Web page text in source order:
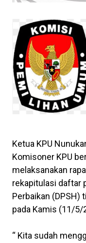
Ketua KPU
Komisoner KPU
melaksanakan
rekapitulasi daftar
Perbaikan (DPSH)
pada Kamis (11/5/
“ Kita sudah